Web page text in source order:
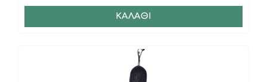
ΚΑΛΆΘΙ